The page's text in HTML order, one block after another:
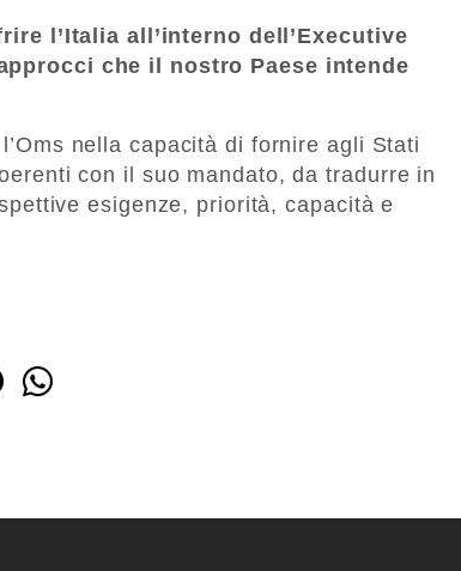
l’Italia all’interno dell’Executive
che il nostro Paese intende
nella capacità di fornire agli Stati
con il suo mandato, da tradurre in
esigenze, priorità, capacità e